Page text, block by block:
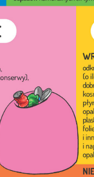
Szanujemy Twoją
wszystkie. W
Niezbędne pliki
umożliwiają Ci